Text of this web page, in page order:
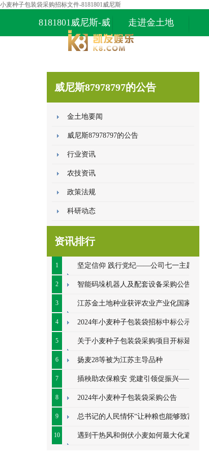
小麦种子包装袋采购招标文件-8181801威尼斯
8181801威尼斯-威
尼斯87978797
走进金土地
威尼斯87978797的公告
金土地要闻
威尼斯87978797的公告
行业资讯
农技资讯
政策法规
科研动态
资讯排行
1 坚定信仰 践行党纪——公司七一主题党
日系列活动顺利开展
2 智能码垛机器人及配套设备采购公告
3 江苏金土地种业获评农业产业化国家重
点龙头企业
4 2024年小麦种子包装袋招标中标公示
5 关于小麦种子包装袋采购项目开标延期
的公告
6 扬麦28等被为江苏主导品种
7 插秧助农保粮安 党建引领促振兴——七
里甸社区党总支、公司党支部联合开展插秧助
农耕
8 2024年小麦种子包装袋采购公告
9 总书记的人民情怀“让种粮也能够致富”
10 遇到干热风和倒伏小麦如何最大化避免